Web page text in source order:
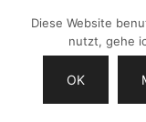
springen
Diese Website
nutzt, gehe
OK